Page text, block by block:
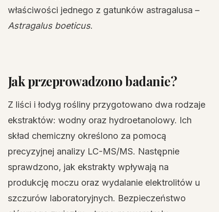
właściwości jednego z gatunków astragalusa –
Astragalus boeticus.
Jak przeprowadzono badanie?
Z liści i łodyg rośliny przygotowano dwa rodzaje
ekstraktów: wodny oraz hydroetanolowy. Ich
skład chemiczny określono za pomocą
precyzyjnej analizy LC-MS/MS. Następnie
sprawdzono, jak ekstrakty wpływają na
produkcję moczu oraz wydalanie elektrolitów u
szczurów laboratoryjnych. Bezpieczeństwo